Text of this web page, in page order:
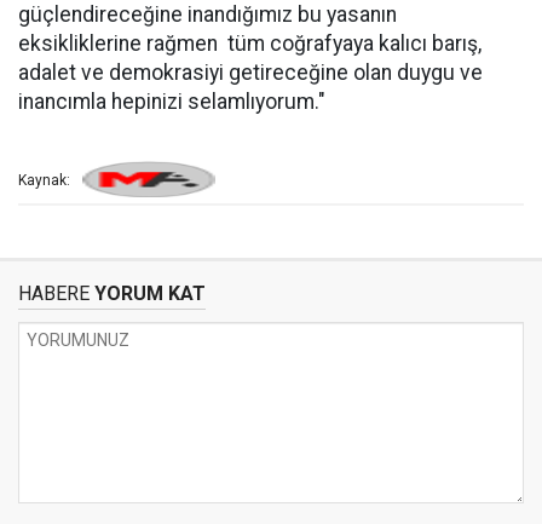
güçlendireceğine inandığımız bu yasanın
eksikliklerine rağmen tüm coğrafyaya kalıcı barış,
adalet ve demokrasiyi getireceğine olan duygu ve
inancımla hepinizi selamlıyorum."
Kaynak:
HABERE YORUM KAT